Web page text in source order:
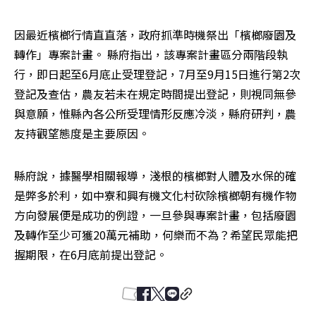
因最近檳榔行情直直落，政府抓準時機祭出「檳榔廢園及
轉作」專案計畫。 縣府指出，該專案計畫區分兩階段執
行，即日起至6月底止受理登記，7月至9月15日進行第2次
登記及查估，農友若未在規定時間提出登記，則視同無參
與意願，惟縣內各公所受理情形反應冷淡，縣府研判，農
友持觀望態度是主要原因。
縣府說，據醫學相關報導，淺根的檳榔對人體及水保的確
是弊多於利，如中寮和興有機文化村砍除檳榔朝有機作物
方向發展便是成功的例證，一旦參與專案計畫，包括廢園
及轉作至少可獲20萬元補助，何樂而不為？希望民眾能把
握期限，在6月底前提出登記。